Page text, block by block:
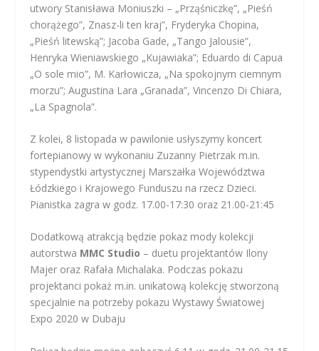
utwory Stanisława Moniuszki – „Prząśniczkę”, „Pieśń
chorążego”, Znasz-li ten kraj”, Fryderyka Chopina,
„Pieśń litewską”; Jacoba Gade, „Tango Jalousie”,
Henryka Wieniawskiego „Kujawiaka”; Eduardo di Capua
„O sole mio”, M. Karłowicza, „Na spokojnym ciemnym
morzu”; Augustina Lara „Granada”, Vincenzo Di Chiara,
„La Spagnola”.
Z kolei, 8 listopada w pawilonie usłyszymy koncert
fortepianowy w wykonaniu Zuzanny Pietrzak m.in.
stypendystki artystycznej Marszałka Województwa
Łódzkiego i Krajowego Funduszu na rzecz Dzieci.
Pianistka zagra w godz. 17.00-17:30 oraz 21.00-21:45
Dodatkową atrakcją będzie pokaz mody kolekcji
autorstwa MMC Studio – duetu projektantów Ilony
Majer oraz Rafała Michalaka. Podczas pokazu
projektanci pokaż m.in. unikatową kolekcję stworzoną
specjalnie na potrzeby pokazu Wystawy Światowej
Expo 2020 w Dubaju